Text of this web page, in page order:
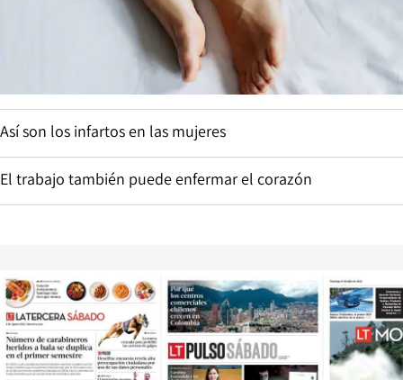
Así son los infartos en las mujeres
El trabajo también puede enfermar el corazón
Opens in new window Opens in